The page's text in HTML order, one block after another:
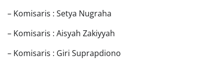
– Komisaris : Setya Nugraha
– Komisaris : Aisyah Zakiyyah
– Komisaris : Giri Suprapdiono